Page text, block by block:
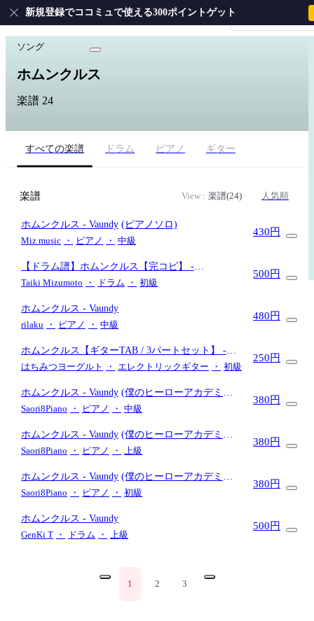
会員登録・ログイ
新規登録でココミュで使える300ポイントゲット
ホーム › Vaundy ホムンクルス
ソング
ホムンクルス
楽譜 24
すべての楽譜 ドラム ピアノ ギター
楽譜 View : 楽譜(24) 人気順
ホムンクルス - Vaundy (ピアノソロ)
Miz music ・ ピアノ ・ 中級
430円
【ドラム譜】ホムンクルス【完コピ】 -
Vaundy (参考動画あり)
Taiki Mizumoto ・ ドラム ・ 初級
500円
ホムンクルス - Vaundy
rilaku
・ ピアノ ・ 中級
480円
ホムンクルス【ギターTAB / 3パートセット】 -
Vaundy
はちみつヨーグルト ・ エレクトリックギター ・ 初級
250円
ホムンクルス - Vaundy (僕のヒーローアカデミア
THE MOVIE ユアネクスト/中級レベル)
Saori8Piano ・ ピアノ ・ 中級
380円
ホムンクルス - Vaundy (僕のヒーローアカデミア
THE MOVIE ユアネクスト/上級レベル)
Saori8Piano ・ ピアノ ・ 上級
380円
ホムンクルス - Vaundy (僕のヒーローアカデミア
THE MOVIE ユアネクスト/初級レベル)
Saori8Piano ・ ピアノ ・ 初級
380円
ホムンクルス - Vaundy
GenKi T ・ ドラム ・ 上級
500円
1 2 3